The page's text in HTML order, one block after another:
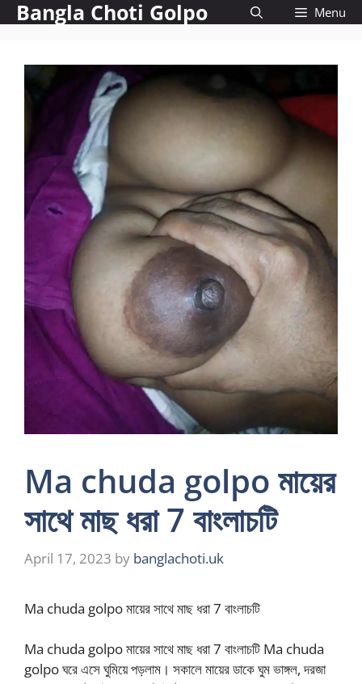
Skip
to
Bangla Choti Golpo Menu
Ma chuda golpo মায়ের
সাথে মাছ ধরা 7 বাংলাচটি
April 17, 2023 by banglachoti.uk
Ma chuda golpo মায়ের সাথে মাছ ধরা 7 বাংলাচটি
Ma chuda golpo মায়ের সাথে মাছ ধরা 7 বাংলাচটি Ma chuda
golpo ঘরে এসে ঘুমিয়ে পড়লাম। সকালে মায়ের ডাকে ঘুম ভাঙ্গল, দরজা